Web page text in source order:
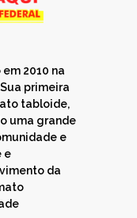
2010 na
primeira
tabloide,
uma grande
e
e
da